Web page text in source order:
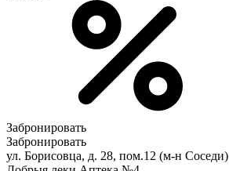
Забронировать
Забронировать
ул. Борисовца, д. 28, пом.12 (м-н Соседи)